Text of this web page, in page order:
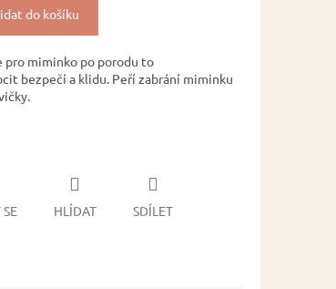
do košíku
pro miminko po porodu to
bezpečí a klidu. Peří zabrání miminku
HLÍDAT SDÍLET